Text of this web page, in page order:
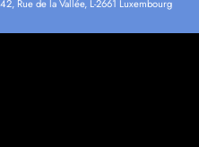
Rue de la Vallée, L-2661 Luxembourg